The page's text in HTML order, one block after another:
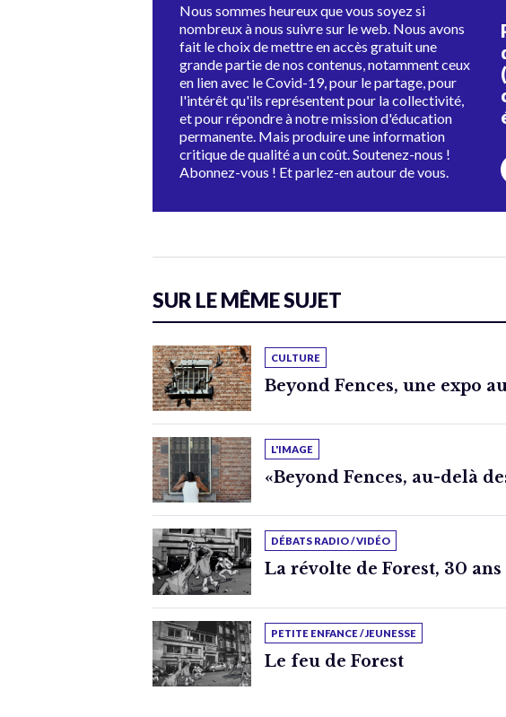
Nous sommes heureux que vous soyez si
nombreux à nous suivre sur le web. Nous avons
fait le choix de mettre en accès gratuit une
grande partie de nos contenus, notamment ceux
en lien avec le Covid-19, pour le partage, pour
l'intérêt qu'ils représentent pour la collectivité,
et pour répondre à notre mission d'éducation
permanente. Mais produire une information
critique de qualité a un coût. Soutenez-nous !
Abonnez-vous ! Et parlez-en autour de vous.
SUR LE MÊME SUJET
CULTURE
Beyond Fences, une expo
L'IMAGE
«Beyond Fences, au-delà
DÉBATS RADIO / VIDÉO
La révolte de Forest, 30 ans
PETITE ENFANCE / JEUNESSE
Le feu de Forest